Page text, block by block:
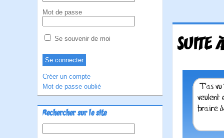
Mot de passe
Se souvenir de moi
Créer un compte
Mot de passe oublié
Rechercher sur le site
SUITE